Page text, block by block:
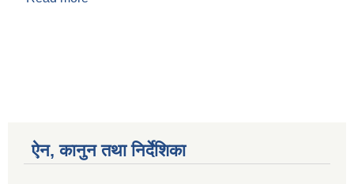
ऐन, कानुन तथा निर्देशिका